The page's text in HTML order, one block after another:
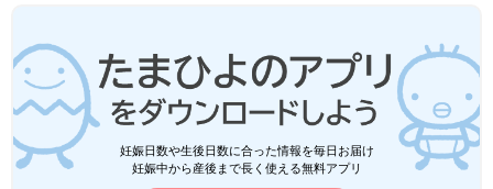
妊娠日数や生後日数に合った情報を毎日お届け
妊娠中から産後まで長く使える無料アプリ